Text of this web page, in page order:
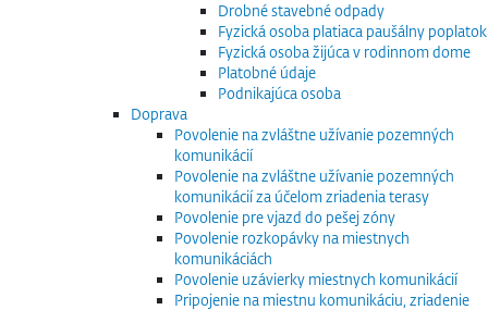
Drobné stavebné odpady
Fyzická osoba platiaca paušálny poplatok
Fyzická osoba žijúca v rodinnom dome
Platobné údaje
Podnikajúca osoba
Doprava
Povolenie na zvláštne užívanie pozemných
komunikácií
Povolenie na zvláštne užívanie pozemných
komunikácií za účelom zriadenia terasy
Povolenie pre vjazd do pešej zóny
Povolenie rozkopávky na miestnych
komunikáciách
Povolenie uzávierky miestnych komunikácií
Pripojenie na miestnu komunikáciu, zriadenie